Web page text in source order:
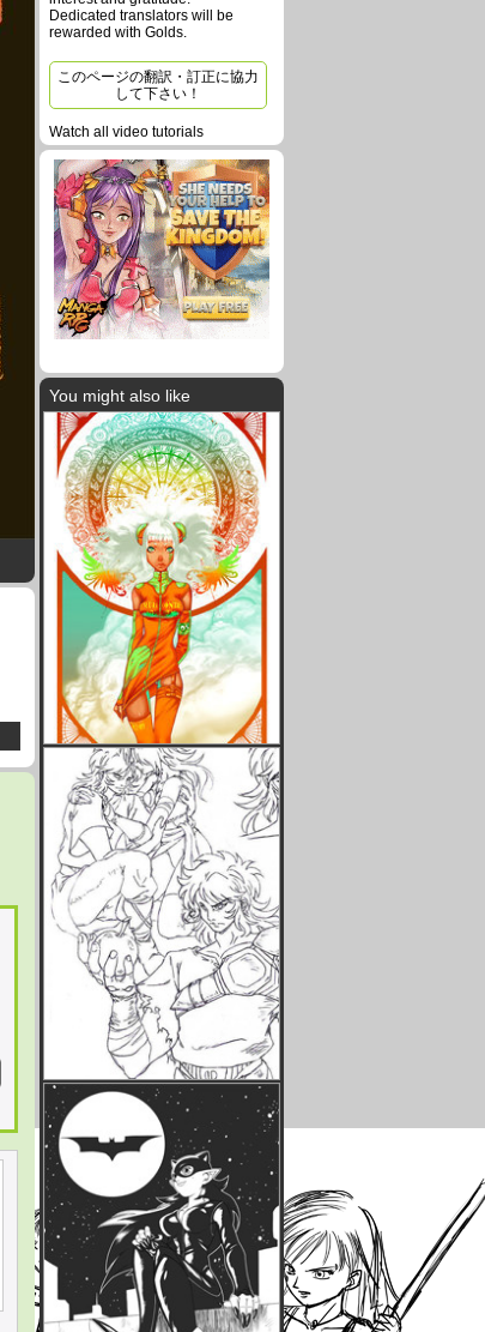
Dedicated translators will be
rewarded with Golds.
このページの翻訳・訂正に協力
して下さい！
Watch all video tutorials
You might also like